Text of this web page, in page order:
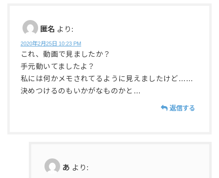
匿名 より:
2020年2月25日 10:23 PM
これ、動画で見ましたか？
手元動いてましたよ？
私には何かメモされてるように見えましたけど……
決めつけるのもいかがなものかと…
返信する
あ より: